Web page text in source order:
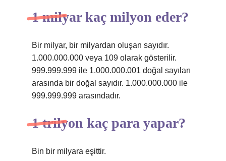
1 milyar kaç milyon eder?
Bir milyar, bir milyardan oluşan sayıdır.
1.000.000.000 veya 109 olarak gösterilir.
999.999.999 ile 1.000.000.001 doğal sayıları
arasında bir doğal sayıdır. 1.000.000.000 ile
999.999.999 arasındadır.
1 trilyon kaç para yapar?
Bin bir milyara eşittir.